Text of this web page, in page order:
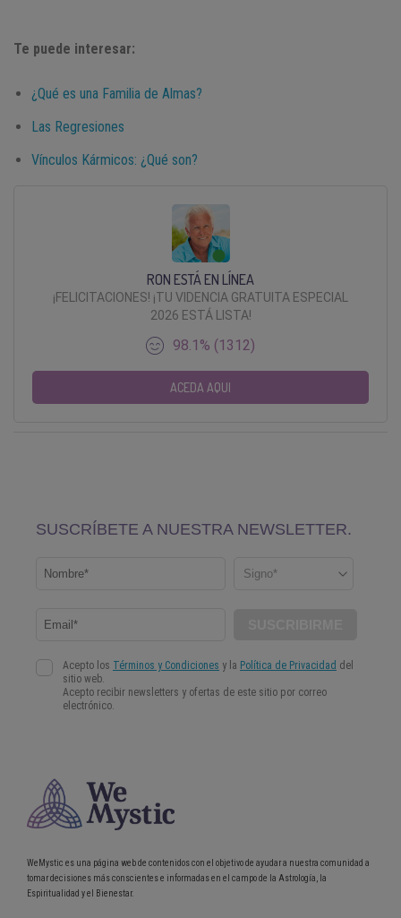
Te puede interesar:
¿Qué es una Familia de Almas?
Las Regresiones
Vínculos Kármicos: ¿Qué son?
RON ESTÁ EN LÍNEA
¡FELICITACIONES! ¡TU VIDENCIA GRATUITA ESPECIAL
2026 ESTÁ LISTA!
98.1% (1312)
ACEDA AQUI
WeMystic es una página web de contenidos con el objetivo de ayudar a nuestra comunidad a
tomar decisiones más conscientes e informadas en el campo de la Astrología, la
Espiritualidad y el Bienestar.